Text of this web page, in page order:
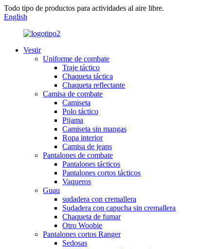
Todo tipo de productos para actividades al aire libre.
English
Vestir
Uniforme de combate
Traje táctico
Chaqueta táctica
Chaqueta reflectante
Camisa de combate
Camiseta
Polo táctico
Pijama
Camiseta sin mangas
Ropa interior
Camisa de jeans
Pantalones de combate
Pantalones tácticos
Pantalones cortos tácticos
Vaqueros
Guau
sudadera con cremallera
Sudadera con capucha sin cremallera
Chaqueta de fumar
Otro Woobie
Pantalones cortos Ranger
Sedosas